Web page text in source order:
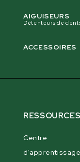
AIGUISEURS
Détenteurs de
ACCESSOIRES
RESSOURCES
Centre
d'apprentissage